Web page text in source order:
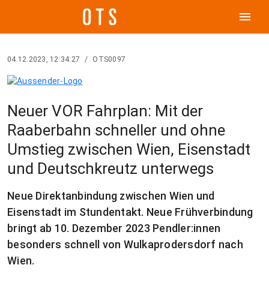
menu
04.12.2023, 12:34:27 / OTS0097
Neuer VOR Fahrplan: Mit der
Raaberbahn schneller und ohne
Umstieg zwischen Wien, Eisenstadt
und Deutschkreutz unterwegs
Neue Direktanbindung zwischen Wien und
Eisenstadt im Stundentakt. Neue Frühverbindung
bringt ab 10. Dezember 2023 Pendler:innen
besonders schnell von Wulkaprodersdorf nach
Wien.